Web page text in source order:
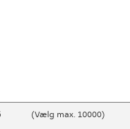
(Vælg max. 10000)